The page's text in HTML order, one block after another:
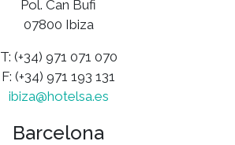
Pol. Can Bufi
07800 Ibiza
T: (+34) 971 071 070
F: (+34) 971 193 131
ibiza@hotelsa.es
Barcelona